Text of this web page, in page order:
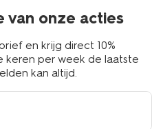
van onze acties
en krijg direct 10%
keren per week de laatste
kan altijd.